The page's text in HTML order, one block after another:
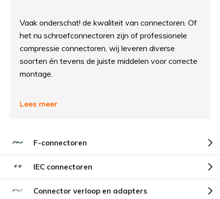
Vaak onderschat! de kwaliteit van connectoren. Of
het nu schroefconnectoren zijn of professionele
compressie connectoren, wij leveren diverse
soorten én tevens de juiste middelen voor correcte
montage.
Lees meer
F-connectoren
IEC connectoren
Connector verloop en adapters